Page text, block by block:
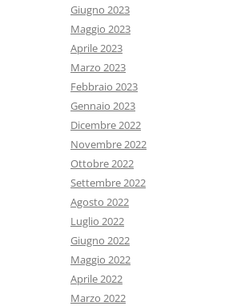
Giugno 2023
Maggio 2023
Aprile 2023
Marzo 2023
Febbraio 2023
Gennaio 2023
Dicembre 2022
Novembre 2022
Ottobre 2022
Settembre 2022
Agosto 2022
Luglio 2022
Giugno 2022
Maggio 2022
Aprile 2022
Marzo 2022